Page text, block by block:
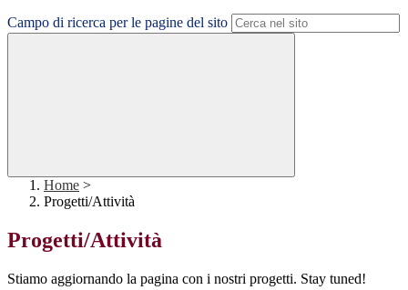
Campo di ricerca per le pagine del sito
Home >
Progetti/Attività
Progetti/Attività
Stiamo aggiornando la pagina con i nostri progetti. Stay tuned!